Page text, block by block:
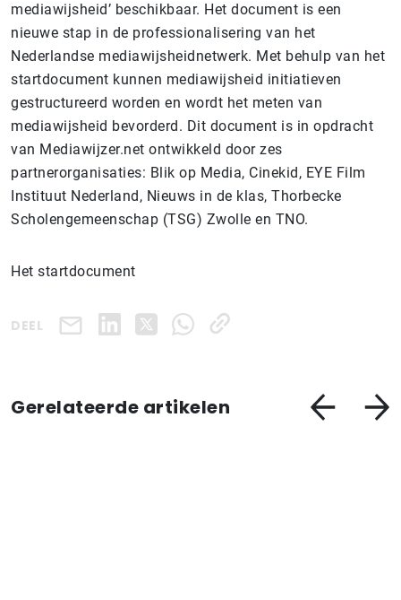
mediawijsheid’ beschikbaar. Het document is een
nieuwe stap in de professionalisering van het
Nederlandse mediawijsheidnetwerk. Met behulp van het
startdocument kunnen mediawijsheid initiatieven
gestructureerd worden en wordt het meten van
mediawijsheid bevorderd. Dit document is in opdracht
van Mediawijzer.net ontwikkeld door zes
partnerorganisaties: Blik op Media, Cinekid, EYE Film
Instituut Nederland, Nieuws in de klas, Thorbecke
Scholengemeenschap (TSG) Zwolle en TNO.
Het startdocument
DEEL
Gerelateerde artikelen